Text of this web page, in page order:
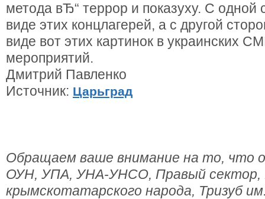
метода вЂ“ террор и показуху. С одной
виде этих концлагерей, а с другой
виде вот этих картинок в украинских
мероприятий.
Дмитрий Павленко
Источник: Царьград
Обращаем ваше внимание на то, что
ОУН, УПА, УНА-УНСО, Правый сектор,
крымскотатарского народа, Тризуб